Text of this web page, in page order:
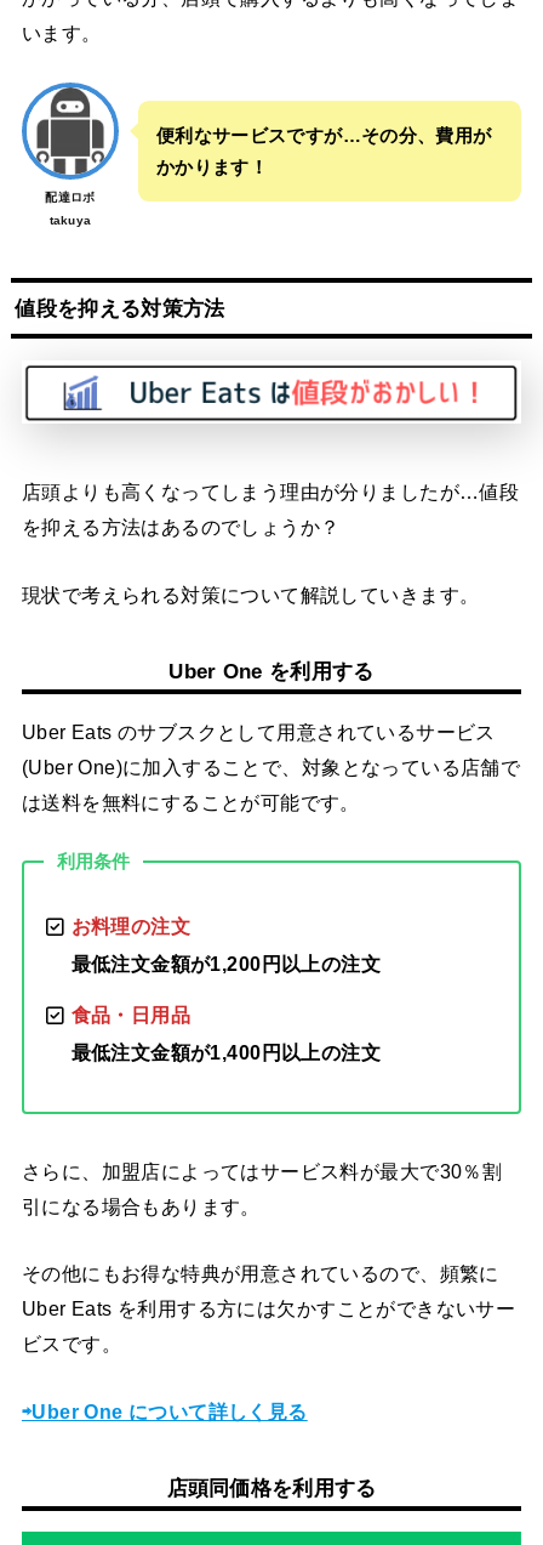
います。
配達ロボ
takuya
便利なサービスですが…その分、費用が
かかります！
値段を抑える対策方法
店頭よりも高くなってしまう理由が分りましたが…値段
を抑える方法はあるのでしょうか？
現状で考えられる対策について解説していきます。
Uber One を利用する
Uber Eats のサブスクとして用意されているサービス
(Uber One)に加入することで、対象となっている店舗で
は送料を無料にすることが可能です。
利用条件
お料理の注文
最低注文金額が1,200円以上の注文
食品・日用品
最低注文金額が1,400円以上の注文
さらに、加盟店によってはサービス料が最大で30％割
引になる場合もあります。
その他にもお得な特典が用意されているので、頻繁に
Uber Eats を利用する方には欠かすことができないサー
ビスです。
⇨Uber One について詳しく見る
店頭同価格を利用する